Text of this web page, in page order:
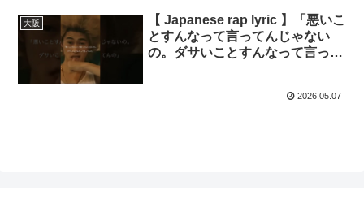
大阪
【 Japanese rap lyric 】「悪いこ
とすんなって言ってんじゃない
の。ダサいことすんなって言って
2026.05.07